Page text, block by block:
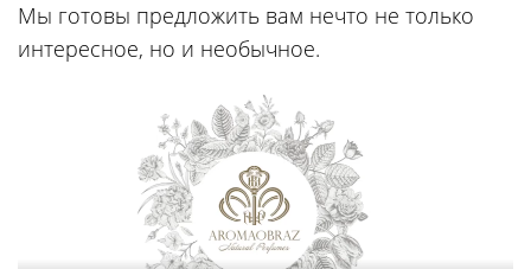
Мы готовы предложить вам нечто не только
интересное, но и необычное.